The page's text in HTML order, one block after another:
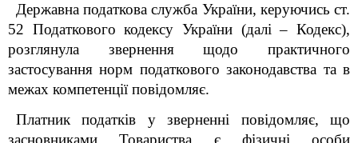
Державна податкова служба України, керуючись ст.
52 Податкового кодексу України (далі – Кодекс),
розглянула звернення
щодо практичного
застосування норм податкового законодавства та в
межах компетенції повідомляє.
Платник податків у зверненні повідомляє, що
засновниками Товариства є фізичні особи